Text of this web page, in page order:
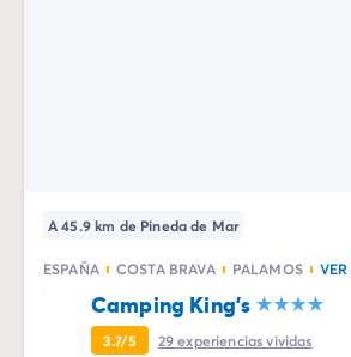
A 45.9 km de Pineda de Mar
ESPAÑA COSTA BRAVA PALAMOS
Camping King's
3.7/5 29experiencias vividas